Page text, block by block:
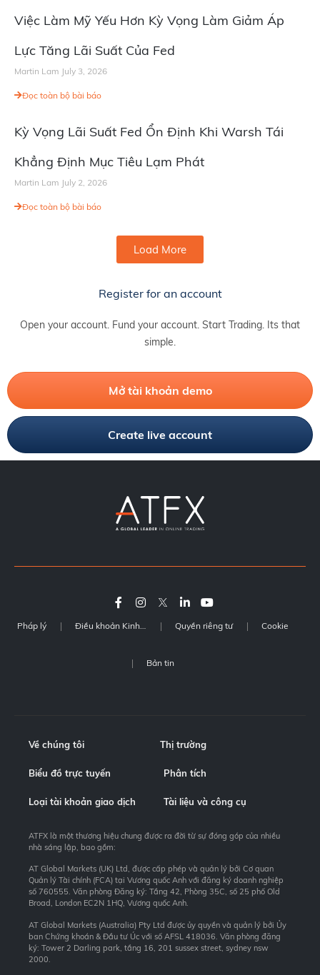
Việc Làm Mỹ Yếu Hơn Kỳ Vọng Làm Giảm Áp
Lực Tăng Lãi Suất Của Fed
Martin Lam July 3, 2026
Đọc toàn bộ bài báo
Kỳ Vọng Lãi Suất Fed Ổn Định Khi Warsh Tái
Khẳng Định Mục Tiêu Lạm Phát
Martin Lam July 2, 2026
Đọc toàn bộ bài báo
Load More
Register for an account
Open your account. Fund your account. Start Trading. Its that
simple.
Mở tài khoản demo
Create live account
Pháp lý Điều khoản Kinh doanh Quyền riêng tư Cookie
Bản tin
Về chúng tôi Thị trường
Biểu đồ trực tuyến Phân tích
Loại tài khoản giao dịch Tài liệu và công cụ
ATFX là một thương hiệu chung được ra đời từ sự đóng góp của nhiều
nhà sáng lập, bao gồm:
AT Global Markets (UK) Ltd, được cấp phép và quản lý bởi Cơ quan
Quản lý Tài chính (FCA) tại Vương quốc Anh với đăng ký doanh nghiệp
số 760555. Văn phòng Đăng ký: Tầng 42, Phòng 35C, số 25 phố Old
Broad, London EC2N 1HQ, Vương quốc Anh.
AT Global Markets (Australia) Pty Ltd được ủy quyền và quản lý bởi Ủy
ban Chứng khoán & Đầu tư Úc với số AFSL 418036. Văn phòng đăng
ký: Tower 2 Darling park, tầng 16, 201 sussex street, sydney nsw
2000.